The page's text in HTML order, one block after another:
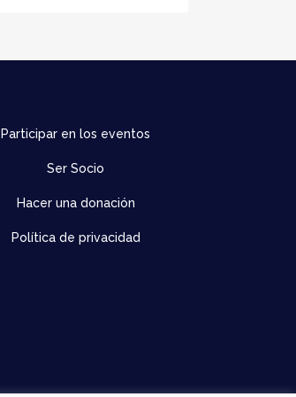
Participar en los eventos
Ser Socio
Hacer una donación
Política de privacidad